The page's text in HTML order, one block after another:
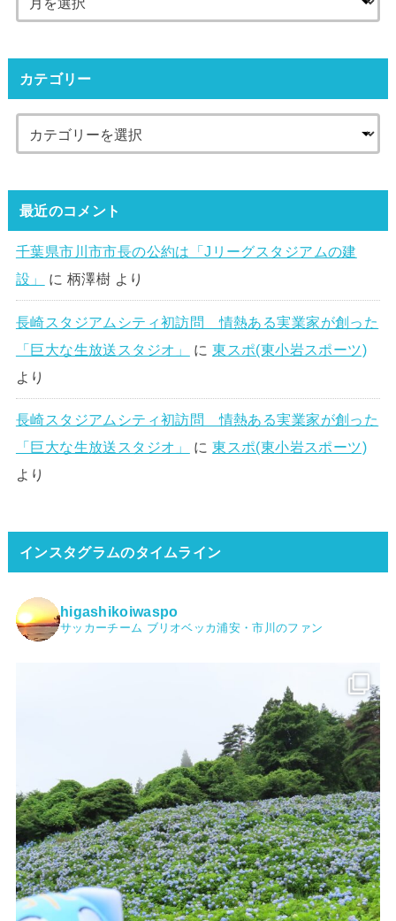
カテゴリー
最近のコメント
千葉県市川市市長の公約は「Jリーグスタジアムの建
設」
に 柄澤樹 より
長崎スタジアムシティ初訪問 情熱ある実業家が創った
「巨大な生放送スタジオ」
に東スポ(東小岩スポーツ)
より
長崎スタジアムシティ初訪問 情熱ある実業家が創った
「巨大な生放送スタジオ」
に東スポ(東小岩スポーツ)
より
インスタグラムのタイムライン
higashikoiwaspo
サッカーチーム ブリオベッカ浦安・市川のファン